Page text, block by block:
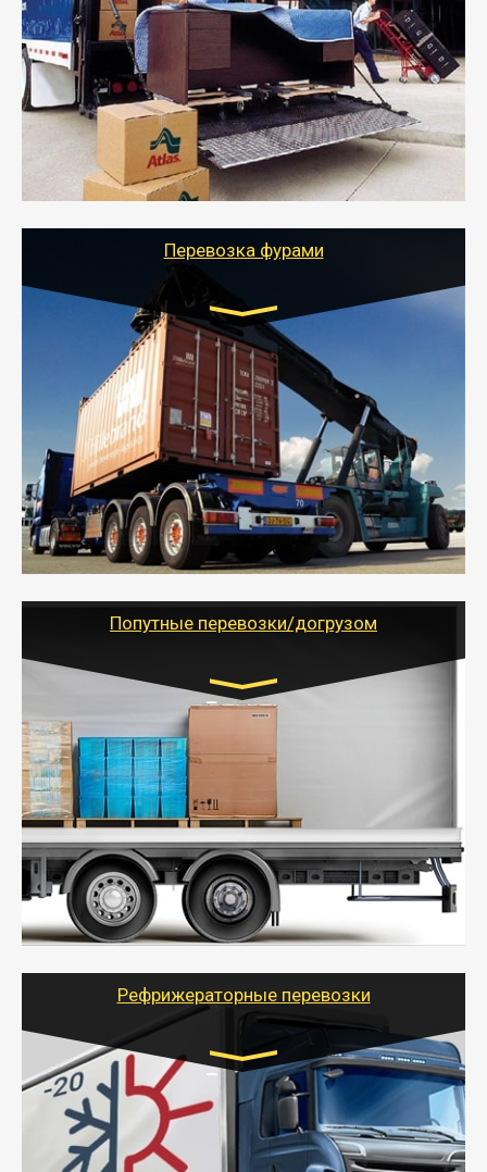
от 5000 руб.
- Служебный или военный переезд может быть на
отдельном авто или догрузом (по меньшей
стоимости).
- Тайгер Логистик подберет автотранспорт, быстро и
качественно организует переезд к новому месту
службы или работы с гарантией сохранности груза и
оформлением документов, подтверждающих
Перевозка фурами
Транспорт:
Еврофура Тент от 5 до 10 тонн
грузоподъемность
от 10 000 руб. Возможен догруз
- Доставка фурой до 20 т возможна для больших
объемов грузов, упакованных в коробки, мешки,
паллеты и россыпью в самые отдаленные места
России с гарантией полной сохранности.
- Тайгер Логистик предоставляет услуги по
грузоперевозкам для физических и юридических лиц
Попутные перевозки/догрузом
Транспорт:
Газель (1,5 и 3 тонны), Бычок, Еврофура от 5 до
10 тонн
от 5000 руб. Возможен догруз
- Экономный способ доставить вещи от 200 кг в
другой город - догрузом или попутно. Попутные
грузоперевозки для физлиц, ИП и юрлиц обходятся
дешевле.
- Тайгер Логистик организует доставку
крупногабаритных и личных вещей по нужному
для погрузочно-разгрузочных работ при перевозке.
Рефрижераторные перевозки
Транспорт:
Газель (1,5 и 3 тонны), Бычок, Еврофура от 5 до
10 тонн
от 6000 руб.